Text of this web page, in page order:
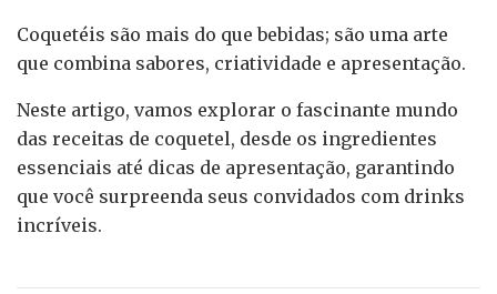
Coquetéis são mais do que bebidas; são uma arte
que combina sabores, criatividade e apresentação.
Neste artigo, vamos explorar o fascinante mundo
das receitas de coquetel, desde os ingredientes
essenciais até dicas de apresentação, garantindo
que você surpreenda seus convidados com drinks
incríveis.